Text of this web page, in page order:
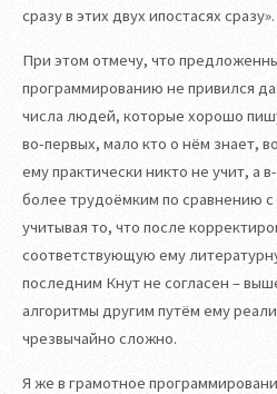
сразу в этих двух ипостасях сразу».
При этом отмечу, что
программированию не привился
числа людей, которые хорошо
во-первых, мало кто о нём знает,
ему практически никто не учит, а
более трудоёмким по сравнению
учитывая то, что после
соответствующую ему
последним Кнут не согласен –
алгоритмы другим путём ему
чрезвычайно сложно.
Я же в грамотное